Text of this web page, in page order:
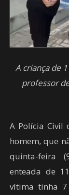
A criança de
professor
A Polícia Civil
homem, que
quinta-feira
enteada de
vítima tinha 7